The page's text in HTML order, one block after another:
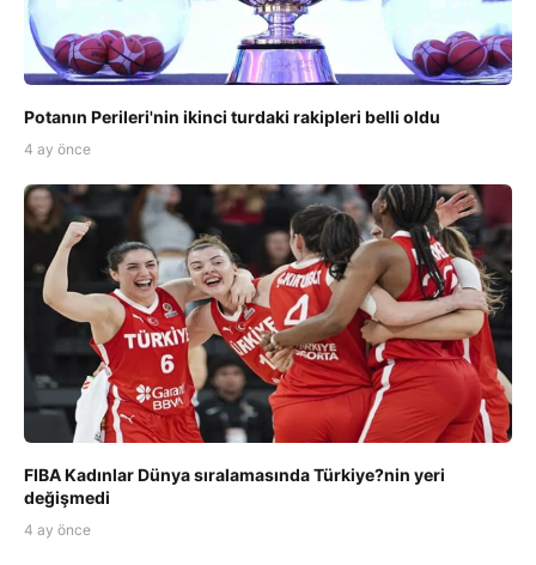
Potanın Perileri'nin ikinci turdaki rakipleri belli oldu
4 ay önce
FIBA Kadınlar Dünya sıralamasında Türkiye?nin yeri
değişmedi
4 ay önce